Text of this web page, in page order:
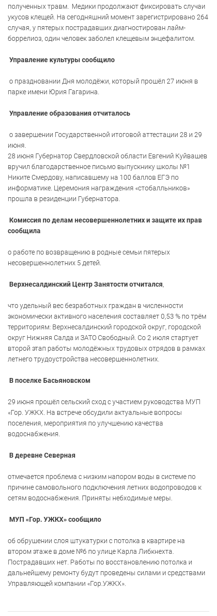
полученных травм. Медики продолжают фиксировать случаи
укусов клещей. На сегодняшний момент зарегистрировано 264
случая, у пятерых пострадавших диагностирован лайм-
боррелиоз, один человек заболел клещевым энцефалитом.
Управление культуры сообщило
о праздновании Дня молодёжи, который прошёл 27 июня в
парке имени Юрия Гагарина.
Управление образования отчиталось
о завершении Государственной итоговой аттестации 28 и 29
июня.
28 июня Губернатор Свердловской области Евгений Куйвашев
вручил благодарственное письмо выпускнику школы №1
Никите Смердову, написавшему на 100 баллов ЕГЭ по
информатике. Церемония награждения «стобалльников»
прошла в резиденции Губернатора.
Комиссия по делам несовершеннолетних и защите их прав
сообщила
о работе по возвращению в родные семьи пятерых
несовершеннолетних 5 детей.
Верхнесалдинский Центр Занятости отчитался,
что удельный вес безработных граждан в численности
экономически активного населения составляет 0,53 % по трём
территориям: Верхнесалдинский городской округ, городской
округ Нижняя Салда и ЗАТО Свободный. Со 2 июля стартует
второй этап работы молодёжных трудовых отрядов в рамках
летнего трудоустройства несовершеннолетних.
В поселке Басьяновском
29 июня прошёл сельский сход с участием руководства МУП
«Гор. УЖКХ. На встрече обсудили актуальные вопросы
поселения, мероприятия по улучшению качества
водоснабжения.
В деревне Северная
отмечается проблема с низким напором воды в системе по
причине самовольного подключения летних водопроводов к
сетям водоснабжения. Приняты небходимые меры.
МУП «Гор. УЖКХ» сообщило
об обрушении слоя штукатурки с потолка в квартире на
втором этаже в доме №6 по улице Карла Либкнехта.
Пострадавших нет. Работы по восстановлению потолка и
дальнейшему ремонту будут проведены силами и средствами
Управляющей компании «Гор.УЖКХ».